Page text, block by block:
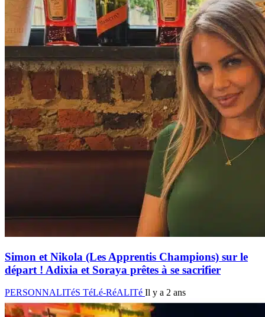
Simon et Nikola (Les Apprentis Champions) sur le
départ ! Adixia et Soraya prêtes à se sacrifier
PERSONNALITéS TéLé-RéALITé Il y a 2 ans